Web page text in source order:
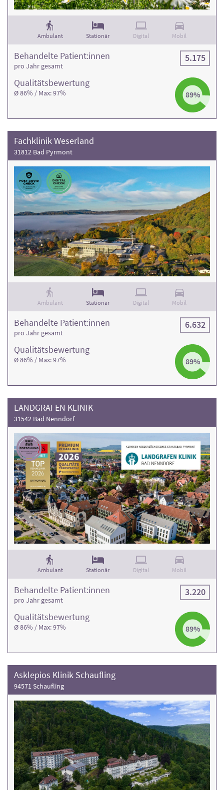
Ambulant Stationär Digital Mobil
Qualitäts­bewertung
Ø 86% / Max: 97% 89%
Behandelte Patient:innen
pro Jahr gesamt
5.175
Fachklinik Weserland
31812 Bad Pyrmont
Ambulant Stationär Digital Mobil
Qualitäts­bewertung
Ø 86% / Max: 97% 89%
Behandelte Patient:innen
pro Jahr gesamt
6.632
LANDGRAFEN KLINIK
31542 Bad Nenndorf
Ambulant Stationär Digital Mobil
Qualitäts­bewertung
Ø 86% / Max: 97% 89%
Behandelte Patient:innen
pro Jahr gesamt
3.220
Asklepios Klinik Schaufling
94571 Schaufling